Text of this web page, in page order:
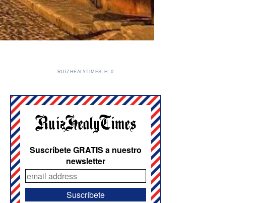
RUIZHEALYTIMES_H_0
Suscríbete GRATIS a nuestro
newsletter